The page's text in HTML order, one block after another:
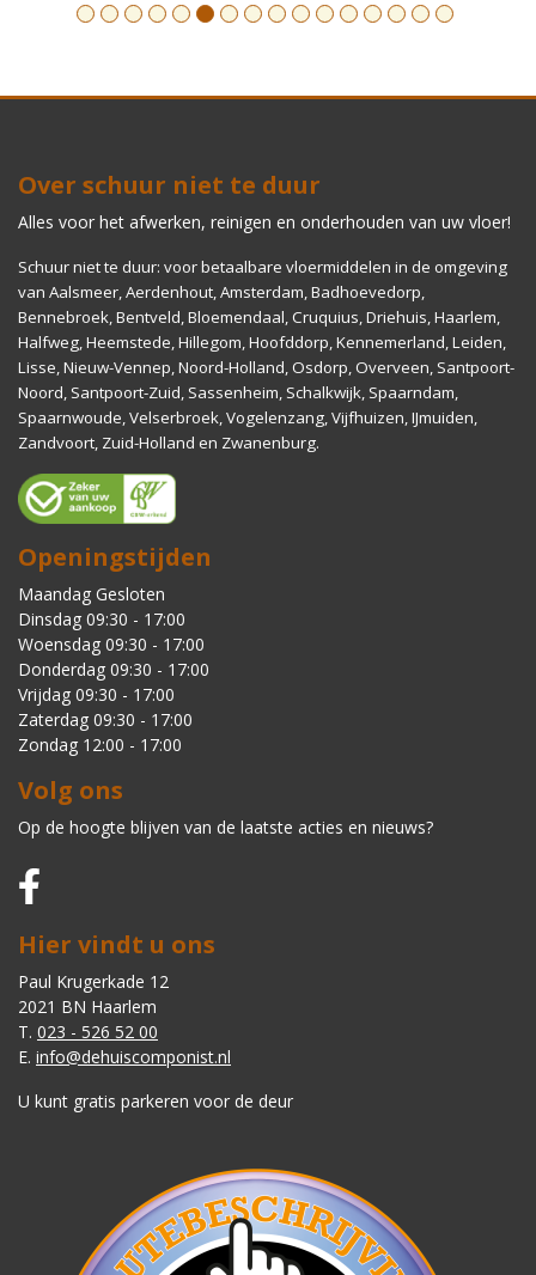
13141516
Over schuur niet te duur
Alles voor het afwerken, reinigen en onderhouden van uw vloer!
Schuur niet te duur: voor betaalbare vloermiddelen in de omgeving
van Aalsmeer, Aerdenhout, Amsterdam, Badhoevedorp,
Bennebroek, Bentveld, Bloemendaal, Cruquius, Driehuis, Haarlem,
Halfweg, Heemstede, Hillegom, Hoofddorp, Kennemerland, Leiden,
Lisse, Nieuw-Vennep, Noord-Holland, Osdorp, Overveen, Santpoort-
Noord, Santpoort-Zuid, Sassenheim, Schalkwijk, Spaarndam,
Spaarnwoude, Velserbroek, Vogelenzang, Vijfhuizen, IJmuiden,
Zandvoort, Zuid-Holland en Zwanenburg.
Openingstijden
Maandag Gesloten
Dinsdag 09:30 - 17:00
Woensdag 09:30 - 17:00
Donderdag 09:30 - 17:00
Vrijdag 09:30 - 17:00
Zaterdag 09:30 - 17:00
Zondag 12:00 - 17:00
Volg ons
Op de hoogte blijven van de laatste acties en nieuws?
Hier vindt u ons
Paul Krugerkade 12
2021 BN Haarlem
T. 023 - 526 52 00
E. info@dehuiscomponist.nl
U kunt gratis parkeren voor de deur